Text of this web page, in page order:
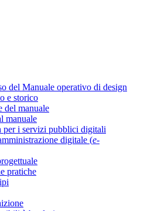
del Manuale operativo di design
e storico
del manuale
manuale
per i servizi pubblici digitali
digitale (e-
pratiche